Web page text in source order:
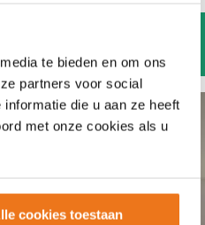
te bieden en om ons
partners voor social
die u aan ze heeft
met onze cookies als u
cookies toestaan